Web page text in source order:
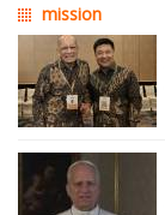
mission